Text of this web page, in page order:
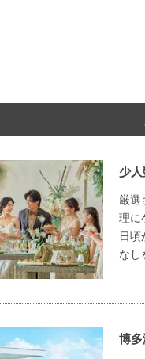
少
厳選
理に
日頃
なし
博多